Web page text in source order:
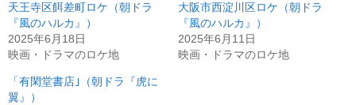
天王寺区餌差町ロケ（朝ドラ
『風のハルカ』）
2025年6月18日
映画・ドラマのロケ地
大阪市西淀川区ロケ（朝ドラ
『風のハルカ』）
2025年6月11日
映画・ドラマのロケ地
「有閑堂書店｣（朝ドラ『虎に
翼』）